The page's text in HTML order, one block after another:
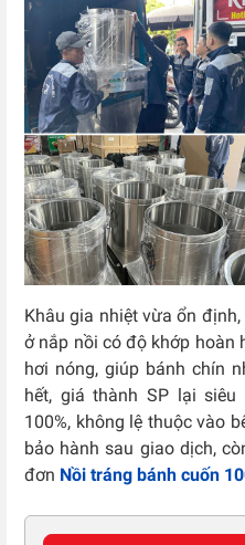
Khâu gia nhiệt vừa ổn
ở nắp nồi có độ khớp hoàn
hơi nóng, giúp bánh chín
hết, giá thành SP lại
100%, không lệ thuộc vào
bảo hành sau giao dịch,
đơn Nồi tráng bánh cuốn